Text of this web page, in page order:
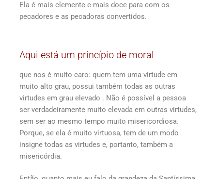
Ela é mais clemente e mais doce para com os
pecadores e as pecadoras convertidos.
Aqui está um princípio de moral
que nos é muito caro: quem tem uma virtude em
muito alto grau, possui também todas as outras
virtudes em grau elevado . Não é possível a pessoa
ser verdadeiramente muito elevada em outras virtudes,
sem ser ao mesmo tempo muito misericordiosa.
Porque, se ela é muito virtuosa, tem de um modo
insigne todas as virtudes e, portanto, também a
misericórdia.